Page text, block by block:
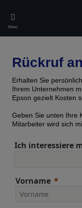
main
content
Menü
Rückruf
Erhalten Sie
Ihrem Unternehmen
Epson gezielt Kosten
Geben Sie unten Ihre
Mitarbeiter wird sich
Ich interessiere
Vorname